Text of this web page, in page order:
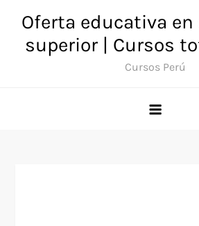
contenido
Oferta educativa
superior | Cursos
Cursos Perú